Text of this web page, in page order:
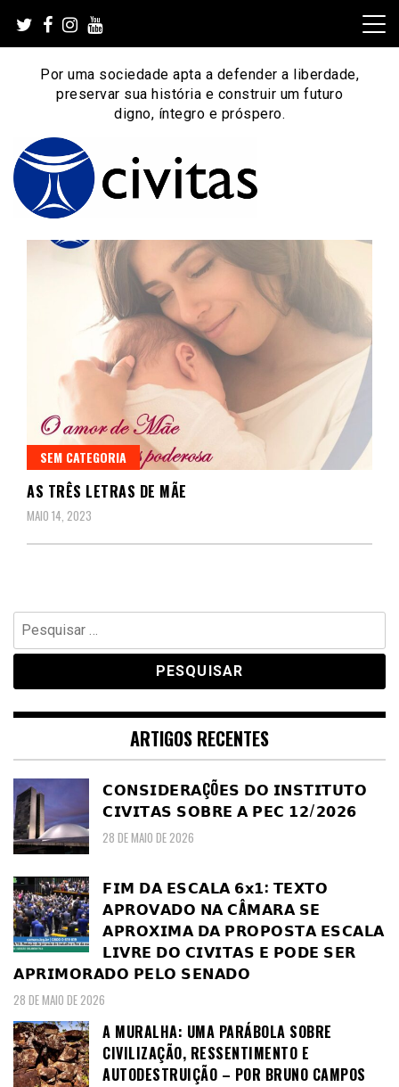
content
Por uma sociedade apta a defender a liberdade,
preservar sua história e construir um futuro
digno, íntegro e próspero.
Instituto Civitas
preservar sua história e construir um futuro digno, íntegro
SEM CATEGORIA
AS TRÊS LETRAS DE MÃE
MAIO 14, 2023
Pesquisar
por:
ARTIGOS RECENTES
𝗖𝗢𝗡𝗦𝗜𝗗𝗘𝗥𝗔ÇÕ𝗘𝗦 𝗗𝗢 𝗜𝗡𝗦𝗧𝗜𝗧𝗨𝗧𝗢
𝗖𝗜𝗩𝗜𝗧𝗔𝗦 𝗦𝗢𝗕𝗥𝗘 𝗔 𝗣𝗘𝗖 𝟭𝟮/𝟮𝟬𝟮𝟲
28 DE MAIO DE 2026
𝗙𝗜𝗠 𝗗𝗔 𝗘𝗦𝗖𝗔𝗟𝗔 𝟲𝘅𝟭: 𝗧𝗘𝗫𝗧𝗢
𝗔𝗣𝗥𝗢𝗩𝗔𝗗𝗢 𝗡𝗔 𝗖Â𝗠𝗔𝗥𝗔 𝗦𝗘
𝗔𝗣𝗥𝗢𝗫𝗜𝗠𝗔 𝗗𝗔 𝗣𝗥𝗢𝗣𝗢𝗦𝗧𝗔 𝗘𝗦𝗖𝗔𝗟𝗔
𝗟𝗜𝗩𝗥𝗘 𝗗𝗢 𝗖𝗜𝗩𝗜𝗧𝗔𝗦 𝗘 𝗣𝗢𝗗𝗘 𝗦𝗘𝗥
𝗔𝗣𝗥𝗜𝗠𝗢𝗥𝗔𝗗𝗢 𝗣𝗘𝗟𝗢 𝗦𝗘𝗡𝗔𝗗𝗢
28 DE MAIO DE 2026
A MURALHA: UMA PARÁBOLA SOBRE
CIVILIZAÇÃO, RESSENTIMENTO E
AUTODESTRUIÇÃO – POR BRUNO CAMPOS